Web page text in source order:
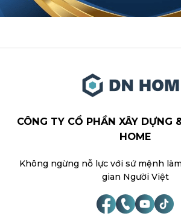
CÔNG TY CỔ PHẦN XÂY DỰNG
HOME
Không ngừng nỗ lực với sứ mệnh
gian Người Việt